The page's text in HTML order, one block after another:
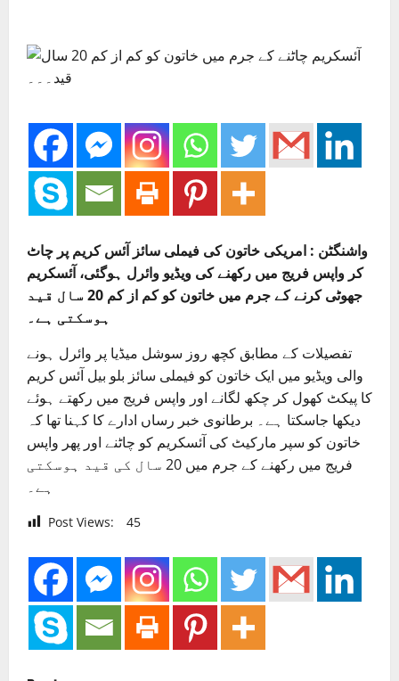
واشنگٹن : امریکی خاتون کی فیملی سائز آئس کریم پر چاٹ
کر واپس فریج میں رکھنے کی ویڈیو وائرل ہوگئی، آئسکریم
جھوٹی کرنے کے جرم میں خاتون کو کم از کم 20 سال قید
ہوسکتی ہے۔
تفصیلات کے مطابق کچھ روز سوشل میڈیا پر وائرل ہونے
والی ویڈیو میں ایک خاتون کو فیملی سائز بلو بیل آئس کریم
کا پیکٹ کھول کر چکھ لگانے اور واپس فریج میں رکھتے ہوئے
دیکھا جاسکتا ہے۔ برطانوی خبر رساں ادارے کا کہنا تھا کہ
خاتون کو سپر مارکیٹ کی آئسکریم کو چاٹنے اور پھر واپس
فریج میں رکھنے کے جرم میں 20 سال کی قید ہوسکتی
ہے۔
Post Views: 45